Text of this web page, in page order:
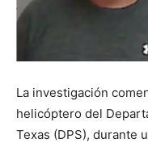
La investigación
helicóptero del
Texas (DPS), durante